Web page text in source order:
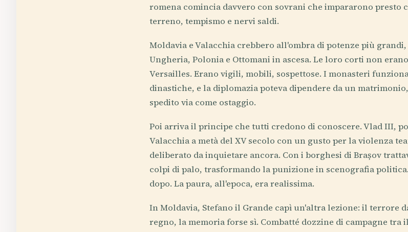
romena comincia davvero con sovrani che impararono presto
terreno, tempismo e nervi saldi.
Moldavia e Valacchia crebbero all'ombra di potenze più
Ungheria, Polonia e Ottomani in ascesa. Le loro corti non
Versailles. Erano vigili, mobili, sospettose. I monasteri
dinastiche, e la diplomazia poteva dipendere da un
spedito via come ostaggio.
Poi arriva il principe che tutti credono di conoscere. Vlad III,
Valacchia a metà del XV secolo con un gusto per la violenza
deliberato da inquietare ancora. Con i borghesi di Brașov
colpi di palo, trasformando la punizione in scenografia
dopo. La paura, all'epoca, era realissima.
In Moldavia, Stefano il Grande capì un'altra lezione: il terrore
regno, la memoria forse sì. Combatté dozzine di campagne tra